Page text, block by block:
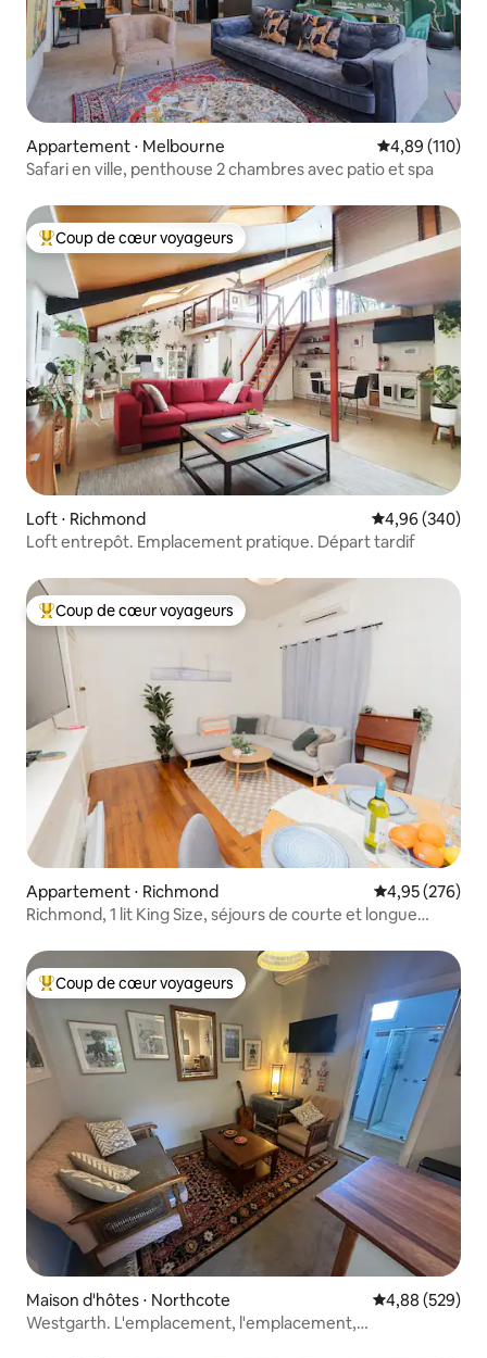
Appartement ⋅ Melbourne Évaluation
4,89 (110)
Safari en ville, penthouse 2 chambres avec patio et spa
Coups de cœur voyageurs les plus appréciés
Coup de cœur voyageurs
Loft ⋅ Richmond Évaluation
4,96 (340)
Loft entrepôt. Emplacement pratique. Départ tardif
Coups de cœur voyageurs les plus appréciés
Coup de cœur voyageurs
Appartement ⋅ Richmond Évaluation
4,95 (276)
Richmond, 1 lit King Size, séjours de courte et longue
Coups de cœur voyageurs les plus appréciés
Coup de cœur voyageurs
Maison d'hôtes ⋅ Northcote Évaluation
4,88 (529)
Westgarth. L'emplacement, l'emplacement,